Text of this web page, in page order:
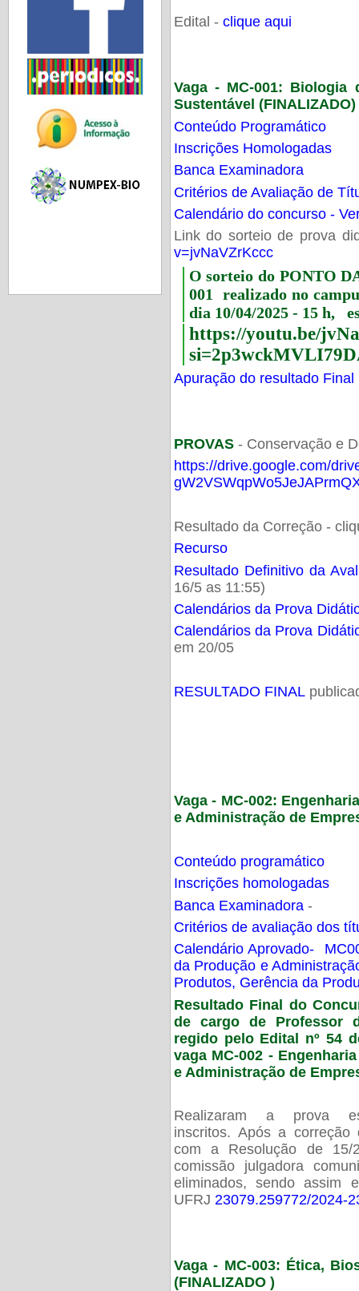
Edital - clique aqui
Vaga - MC-001: Biologia
Sustentável (FINALIZADO)
Conteúdo Programático
Inscrições Homologadas
Banca Examinadora
Critérios de Avaliação de
Calendário do concurso -
Link do sorteio de prova
v=jvNaVZrKccc
O sorteio do PONTO
001 realizado no
dia 10/04/2025 - 15 h,
https://youtu.be/
Apuração do resultado Final
PROVAS- Conservação e
https://drive.google.com/
Resultado da Correção -
Recurso
Resultado Definitivo da
16/5 as 11:55)
Calendários da Prova
Calendários da Prova
em 20/05
RESULTADO FINAL
Vaga - MC-002:
e Administração de
Conteúdo programático
Inscrições homologadas
Banca Examinadora -
Critérios de avaliação dos
Calendário Aprovado-
da Produção e
Produtos, Gerência da
Resultado Final do
de cargo de Professor
regido pelo Edital nº 54
vaga MC-002 -
e Administração de
Realizaram a prova
inscritos. Após a
com a Resolução de 15/
comissão julgadora
eliminados, sendo assim
UFRJ 23079.259772/2024-
Vaga - MC-003: Ética,
(FINALIZADO )